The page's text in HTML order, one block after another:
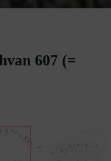
607 (=